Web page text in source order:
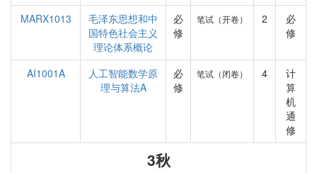
MARX1013
毛泽东思想和中
国特色社会主义
理论体系概论
必
修
笔试（开卷） 2
必
修
AI1001A
人工智能数学原
理与算法A
必
修
笔试（闭卷） 4
计
算
机
通
修
3秋